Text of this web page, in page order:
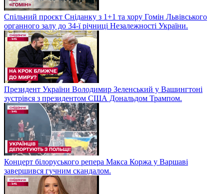
Спільний проєкт Сніданку з 1+1 та хору Гомін Львівського
органного залу до 34-ї річниці Незалежності України.
Президент України Володимир Зеленський у Вашингтоні
зустрівся з президентом США Дональдом Трампом.
Концерт білоруського репера Макса Коржа у Варшаві
завершився гучним скандалом.